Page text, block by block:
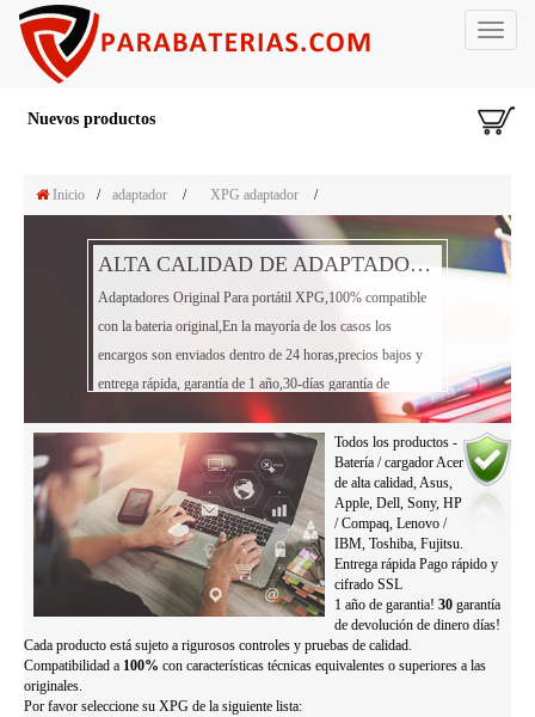
Toggle
Nuevos productos
Inicio / adaptador / XPG adaptador /
ALTA CALIDAD DE ADAPTADOR PORTÁTIL XPG
Adaptadores Original Para portátil XPG,100% compatible
con la bateria original,En la mayoría de los casos los
encargos son enviados dentro de 24 horas,precios bajos y
entrega rápida, garantía de 1 año,30-días garantía de
Todos los productos -
Batería / cargador Acer
de alta calidad, Asus,
Apple, Dell, Sony, HP
/ Compaq, Lenovo /
IBM, Toshiba, Fujitsu.
Entrega rápida Pago rápido y
cifrado SSL
1 año de garantia! 30 garantía
de devolución de dinero días!
Cada producto está sujeto a rigurosos controles y pruebas de calidad.
Compatibilidad a 100% con características técnicas equivalentes o superiores a las
originales.
Por favor seleccione su XPG de la siguiente lista: